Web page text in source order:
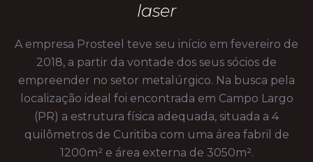
laser
A empresa Prosteel teve seu início em fevereiro de
2018, a partir da vontade dos seus sócios de
empreender no setor metalúrgico. Na busca pela
localização ideal foi encontrada em Campo Largo
(PR) a estrutura física adequada, situada a 4
quilômetros de Curitiba com uma área fabril de
1200m² e área externa de 3050m².